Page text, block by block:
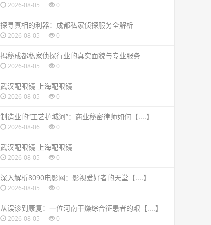
2026-08-05 0
探寻真相的利器：成都私家侦探服务全解析
2026-08-05 0
揭秘成都私家侦探行业的真实面貌与专业服务
2026-08-05 0
武汉配眼镜 上海配眼镜
2026-08-05 0
制造业的“工艺护城河”：商业秘密律师如何【....】
2026-08-06 0
武汉配眼镜 上海配眼镜
2026-08-05 0
深入解析8090电影网：影视爱好者的天堂【....】
2026-08-05 0
从误诊到康复：一位河南干燥综合征患者的艰【....】
2026-08-05 0